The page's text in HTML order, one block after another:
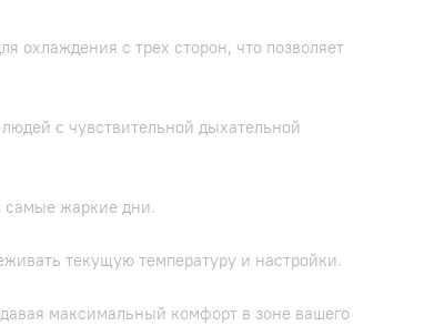
охлаждения с трех сторон, что позволяет
с чувствительной дыхательной
самые жаркие дни.
текущую температуру и настройки.
максимальный комфорт в зоне вашего